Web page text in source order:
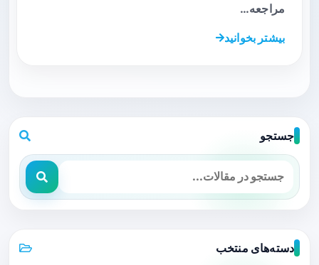
مراجعه…
بیشتر بخوانید
جستجو
دسته‌های منتخب